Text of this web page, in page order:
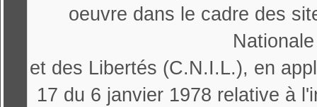
oeuvre dans le cadre des
et des Libertés (C.N.I.L.), en
17 du 6 janvier 1978 relative à